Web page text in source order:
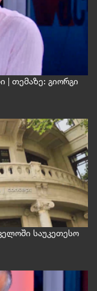
| თემაზე: გიორგი
საუკეთესო